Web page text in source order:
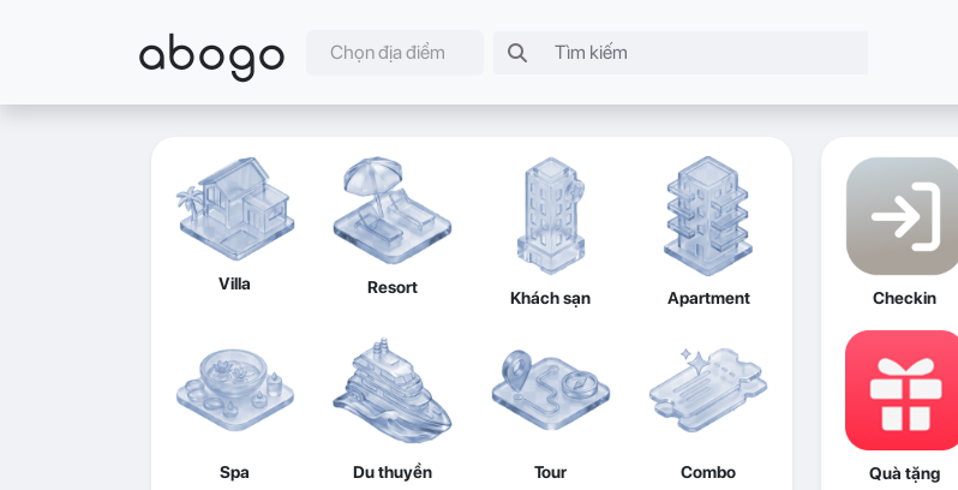
abogo Chọn địa điểm
Villa Resort
Khách sạn Apartment
Spa Du thuyền Tour Combo
Checkin
Quà tặng